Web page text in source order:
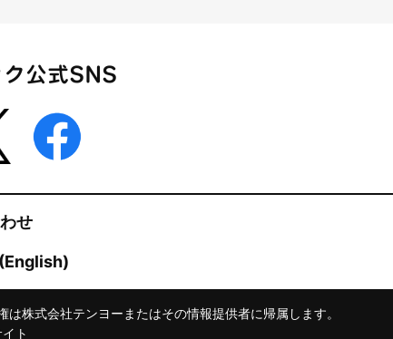
公式SNS
せ
株式会社テンヨーまたはその情報提供者に帰属します。
ト